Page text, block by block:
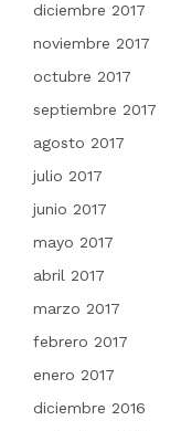
diciembre 2017
noviembre 2017
octubre 2017
septiembre 2017
agosto 2017
julio 2017
junio 2017
mayo 2017
abril 2017
marzo 2017
febrero 2017
enero 2017
diciembre 2016